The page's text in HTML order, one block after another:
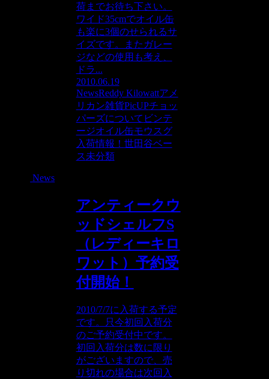
荷までお待ち下さい。
ワイド35cmでオイル缶
も楽に3個のせられるサ
イズです。またガレー
ジなどの使用も考え、
ドラ...
2010.06.19
NewsReddy Kilowattアメ
リカン雑貨PicUPチョッ
パーズについて ビンテ
ージオイル缶モウスグ
入荷情報！ 世田谷ベー
ス未分類
News
アンティークウ
ッドシェルフS
（レディーキロ
ワット）予約受
付開始！
2010/7/7に入荷する予定
です。只今初回入荷分
のご予約受付中です。
初回入荷分は数に限り
がございますので、売
り切れの場合は次回入